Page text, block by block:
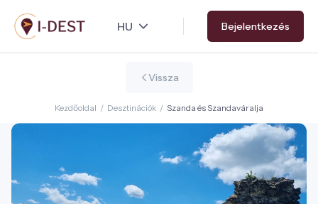
Ugrás
a
tartalomra
Bejelentkezés
Vissza
Kezdőoldal / Desztinációk / Szanda és Szandaváralja